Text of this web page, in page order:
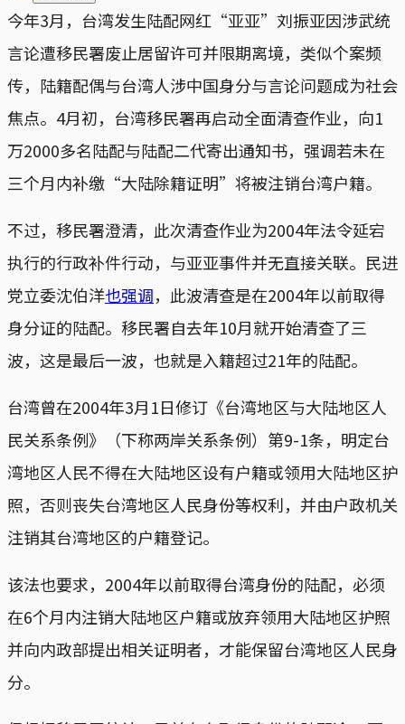
今年3月，台湾发生陆配网红“亚亚”刘振亚因涉武统
言论遭移民署废止居留许可并限期离境，类似个案频
传，陆籍配偶与台湾人涉中国身分与言论问题成为社会
焦点。4月初，台湾移民署再启动全面清查作业，向1
万2000多名陆配与陆配二代寄出通知书，强调若未在
三个月内补缴“大陆除籍证明”将被注销台湾户籍。
不过，移民署澄清，此次清查作业为2004年法令延宕
执行的行政补件行动，与亚亚事件并无直接关联。民进
党立委沈伯洋也强调，此波清查是在2004年以前取得
身分证的陆配。移民署自去年10月就开始清查了三
波，这是最后一波，也就是入籍超过21年的陆配。
台湾曾在2004年3月1日修订《台湾地区与大陆地区人
民关系条例》（下称两岸关系条例）第9-1条，明定台
湾地区人民不得在大陆地区设有户籍或领用大陆地区护
照，否则丧失台湾地区人民身份等权利，并由户政机关
注销其台湾地区的户籍登记。
该法也要求，2004年以前取得台湾身份的陆配，必须
在6个月内注销大陆地区户籍或放弃领用大陆地区护照
并向内政部提出相关证明者，才能保留台湾地区人民身
分。